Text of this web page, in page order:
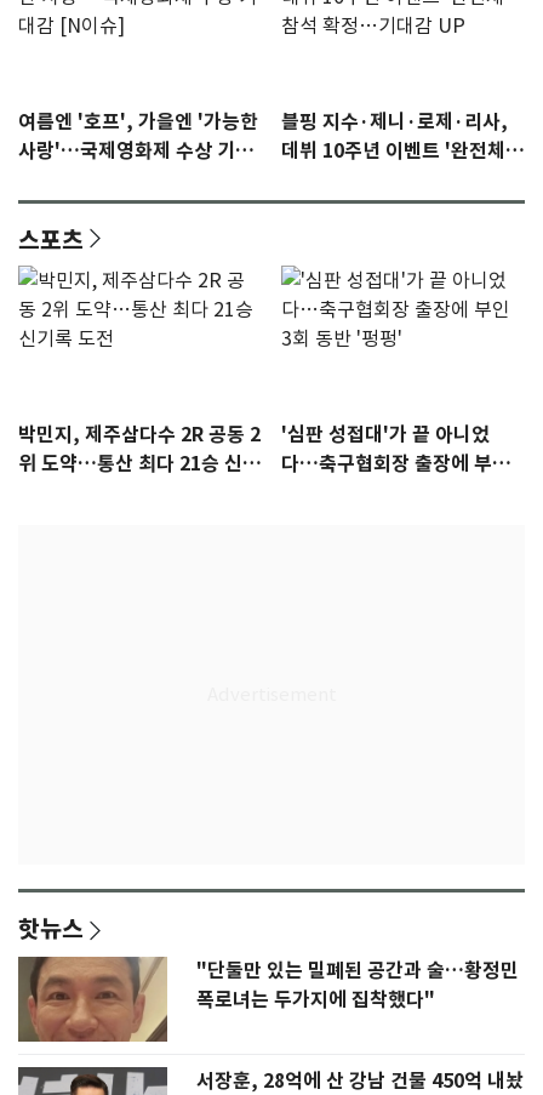
여름엔 '호프', 가을엔 '가능한
사랑'…국제영화제 수상 기대
블핑 지수·제니·로제·리사,
데뷔 10주년 이벤트 '완전체'
스포츠
박민지, 제주삼다수 2R 공동 2
위 도약…통산 최다 21승 신기
'심판 성접대'가 끝 아니었
다…축구협회장 출장에 부인
핫뉴스
"단둘만 있는 밀폐된 공간과 술…황정민
폭로녀는 두가지에 집착했다"
서장훈, 28억에 산 강남 건물 450억 내놨